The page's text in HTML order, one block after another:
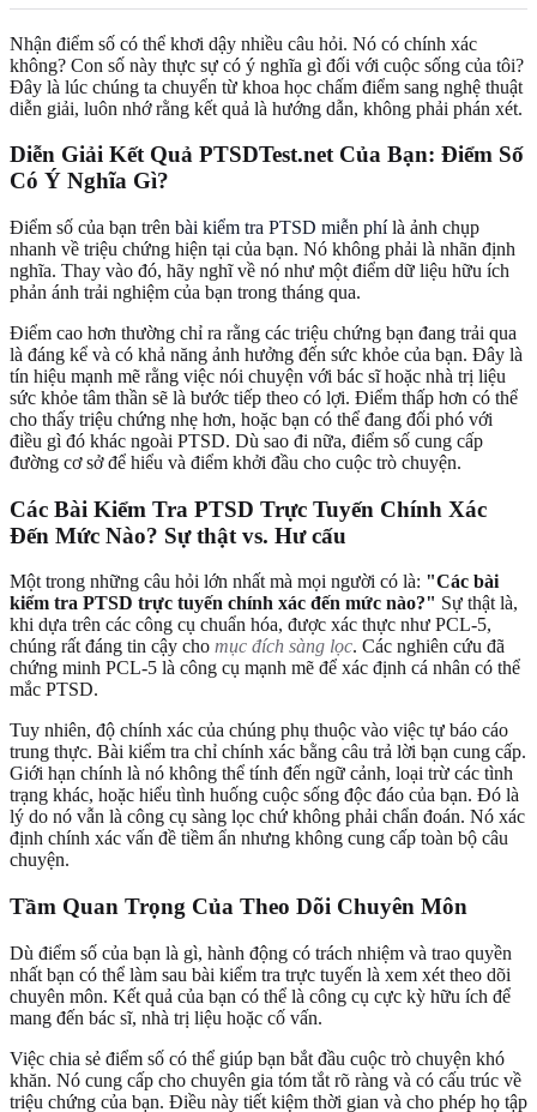
Nhận điểm số có thể khơi dậy nhiều câu hỏi. Nó có chính xác
không? Con số này thực sự có ý nghĩa gì đối với cuộc sống của tôi?
Đây là lúc chúng ta chuyển từ khoa học chấm điểm sang nghệ thuật
diễn giải, luôn nhớ rằng kết quả là hướng dẫn, không phải phán xét.
Diễn Giải Kết Quả PTSDTest.net Của Bạn: Điểm Số
Có Ý Nghĩa Gì?
Điểm số của bạn trên bài kiểm tra PTSD miễn phílà ảnh chụp
nhanh về triệu chứng hiện tại của bạn. Nó không phải là nhãn định
nghĩa. Thay vào đó, hãy nghĩ về nó như một điểm dữ liệu hữu ích
phản ánh trải nghiệm của bạn trong tháng qua.
Điểm cao hơn thường chỉ ra rằng các triệu chứng bạn đang trải qua
là đáng kể và có khả năng ảnh hưởng đến sức khỏe của bạn. Đây là
tín hiệu mạnh mẽ rằng việc nói chuyện với bác sĩ hoặc nhà trị liệu
sức khỏe tâm thần sẽ là bước tiếp theo có lợi. Điểm thấp hơn có thể
cho thấy triệu chứng nhẹ hơn, hoặc bạn có thể đang đối phó với
điều gì đó khác ngoài PTSD. Dù sao đi nữa, điểm số cung cấp
đường cơ sở để hiểu và điểm khởi đầu cho cuộc trò chuyện.
Các Bài Kiểm Tra PTSD Trực Tuyến Chính Xác
Đến Mức Nào? Sự thật vs. Hư cấu
Một trong những câu hỏi lớn nhất mà mọi người có là: "Các bài
kiểm tra PTSD trực tuyến chính xác đến mức nào?" Sự thật là,
khi dựa trên các công cụ chuẩn hóa, được xác thực như PCL-5,
chúng rất đáng tin cậy cho mục đích sàng lọc. Các nghiên cứu đã
chứng minh PCL-5 là công cụ mạnh mẽ để xác định cá nhân có thể
mắc PTSD.
Tuy nhiên, độ chính xác của chúng phụ thuộc vào việc tự báo cáo
trung thực. Bài kiểm tra chỉ chính xác bằng câu trả lời bạn cung cấp.
Giới hạn chính là nó không thể tính đến ngữ cảnh, loại trừ các tình
trạng khác, hoặc hiểu tình huống cuộc sống độc đáo của bạn. Đó là
lý do nó vẫn là công cụ sàng lọc chứ không phải chẩn đoán. Nó xác
định chính xác vấn đề tiềm ẩn nhưng không cung cấp toàn bộ câu
chuyện.
Tầm Quan Trọng Của Theo Dõi Chuyên Môn
Dù điểm số của bạn là gì, hành động có trách nhiệm và trao quyền
nhất bạn có thể làm sau bài kiểm tra trực tuyến là xem xét theo dõi
chuyên môn. Kết quả của bạn có thể là công cụ cực kỳ hữu ích để
mang đến bác sĩ, nhà trị liệu hoặc cố vấn.
Việc chia sẻ điểm số có thể giúp bạn bắt đầu cuộc trò chuyện khó
khăn. Nó cung cấp cho chuyên gia tóm tắt rõ ràng và có cấu trúc về
triệu chứng của bạn. Điều này tiết kiệm thời gian và cho phép họ tập